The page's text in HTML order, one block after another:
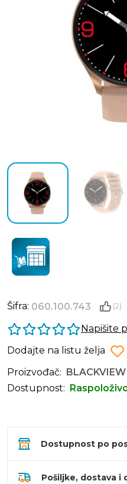
Šifra: 060.100.743 (2)
Napišite
Dodajte na listu želja
Proizvođač:
BLACKVIEW
Dostupnost:
Dostupnost po
Pošiljke, dostava i